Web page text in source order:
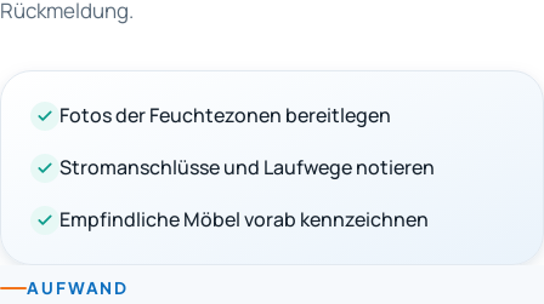
Rückmeldung.
Fotos der Feuchtezonen bereitlegen
Stromanschlüsse und Laufwege notieren
Empfindliche Möbel vorab kennzeichnen
AUFWAND